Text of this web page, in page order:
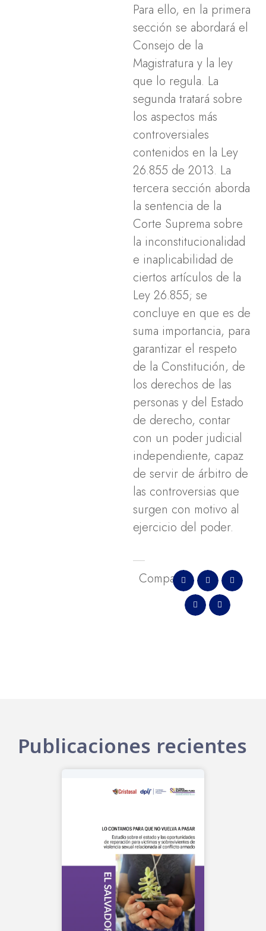
Para ello, en la primera
sección se abordará el
Consejo de la
Magistratura y la ley
que lo regula. La
segunda tratará sobre
los aspectos más
controversiales
contenidos en la Ley
26.855 de 2013. La
tercera sección aborda
la sentencia de la
Corte Suprema sobre
la inconstitucionalidad
e inaplicabilidad de
ciertos artículos de la
Ley 26.855; se
concluye en que es de
suma importancia, para
garantizar el respeto
de la Constitución, de
los derechos de las
personas y del Estado
de derecho, contar
con un poder judicial
independiente, capaz
de servir de árbitro de
las controversias que
surgen con motivo al
ejercicio del poder.
Comparte
Publicaciones recientes